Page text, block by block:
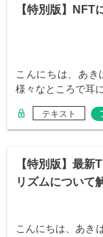
【特別版】NFT
こんにちは、あき
様々なところで耳
テキスト
【特別版】最新
リズムについて
こんにちは、あき